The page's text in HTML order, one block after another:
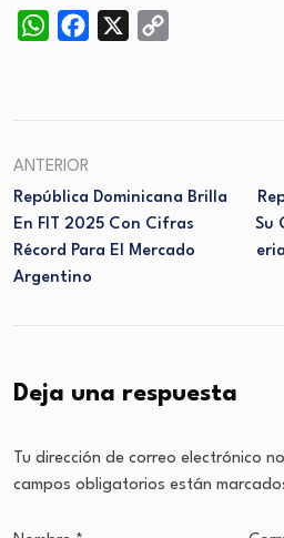
WhatsAppFacebook
ANTERIOR
República Dominicana Brilla
En FIT 2025 Con Cifras
Récord Para El Mercado
Argentino
Su
Deja una respuesta
Tu dirección de correo electrónico
campos obligatorios están